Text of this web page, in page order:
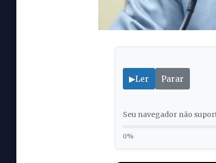
▶Ler Parar
Seu navegador não
0%